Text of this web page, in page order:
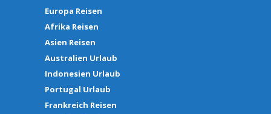
Europa Reisen
Afrika Reisen
Asien Reisen
Australien Urlaub
Indonesien Urlaub
Portugal Urlaub
Frankreich Reisen